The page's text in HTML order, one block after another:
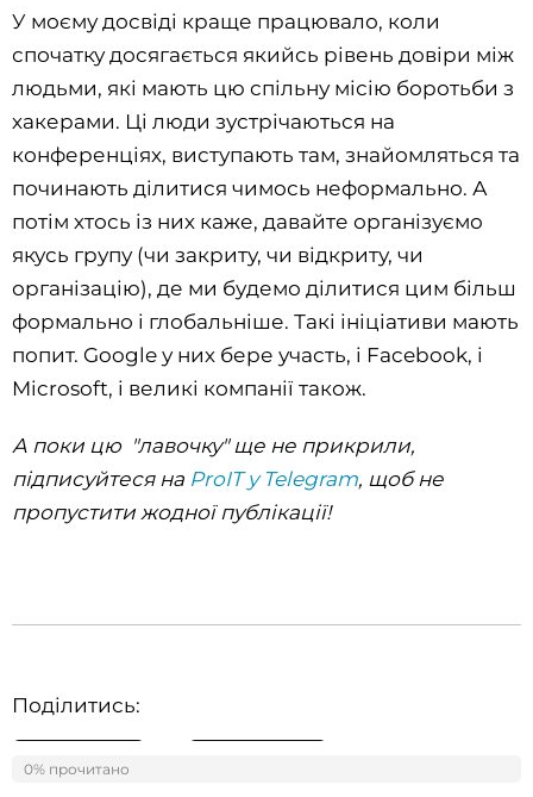
У моєму досвіді краще працювало, коли
спочатку досягається якийсь рівень довіри між
людьми, які мають цю спільну місію боротьби з
хакерами. Ці люди зустрічаються на
конференціях, виступають там, знайомляться та
починають ділитися чимось неформально. А
потім хтось із них каже, давайте організуємо
якусь групу (чи закриту, чи відкриту, чи
організацію), де ми будемо ділитися цим більш
формально і глобальніше. Такі ініціативи мають
попит. Google у них бере участь, і Facebook, і
Microsoft, і великі компанії також.
А поки цю "лавочку" ще не прикрили,
підписуйтеся на ProIT у Telegram, щоб не
пропустити жодної публікації!
Поділитись:
0% прочитано
0%